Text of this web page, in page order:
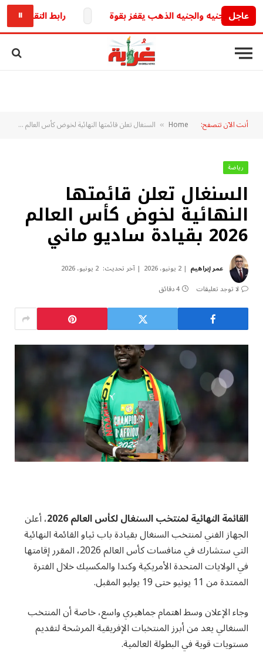
عاجل رابط التقديم على هيئة الحج والعمرة العراقية
⏸
أنت الآن تتصفح: Home
» السنغال تعلن قائمتها النهائية لخوض كأس العالم 2026 بقيادة ساديو ماني
رياضة
السنغال تعلن قائمتها
النهائية لخوض كأس العالم
2026 بقيادة ساديو ماني
عمر إبراهيم 2 يونيو، 2026 آخر تحديث: 2 يونيو، 2026
لا توجد تعليقات
4 دقائق
القائمة النهائية لمنتخب السنغال لكأس العالم 2026 ، أعلن
الجهاز الفني لمنتخب السنغال بقيادة باب ثياو القائمة النهائية
التي ستشارك في منافسات كأس العالم 2026، المقرر إقامتها
في الولايات المتحدة الأمريكية وكندا والمكسيك خلال الفترة
الممتدة من 11 يونيو حتى 19 يوليو المقبل.
وجاء الإعلان وسط اهتمام جماهيري واسع، خاصة أن المنتخب
السنغالي يعد من أبرز المنتخبات الإفريقية المرشحة لتقديم
مستويات قوية في البطولة العالمية.